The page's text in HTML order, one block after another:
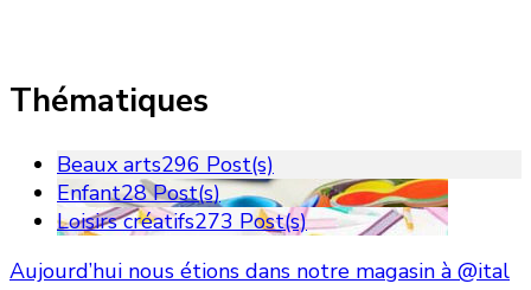
Thématiques
Beaux arts296 Post(s)
Enfant28 Post(s)
Loisirs créatifs273 Post(s)
Aujourd’hui nous étions dans notre magasin à @ital